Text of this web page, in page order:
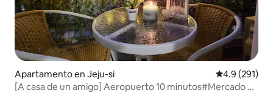
Apartamento en Jeju-si Calificación
4.9 (291)
[A casa de un amigo] Aeropuerto 10 minutos#Mercado de